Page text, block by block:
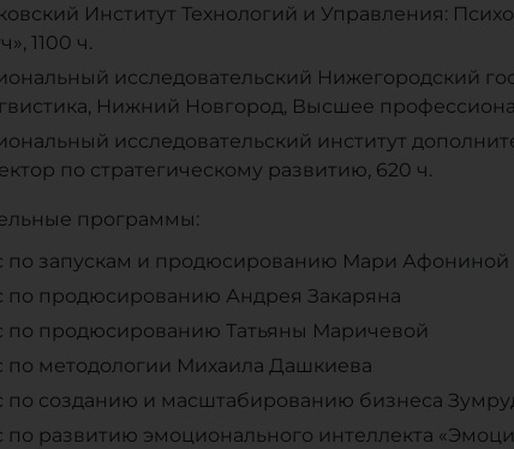
Институт Технологий и Управления:
1100 ч.
исследовательский Нижегородский
Нижний Новгород, Высшее
исследовательский институт
по стратегическому развитию, 620 ч.
программы:
по запускам и продюсированию Мари Афониной
по продюсированию Андрея Закаряна
по продюсированию Татьяны Маричевой
по методологии Михаила Дашкиева
по созданию и масштабированию бизнеса
по развитию эмоционального интеллекта